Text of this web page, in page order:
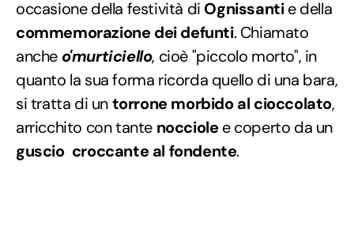
occasione della festività di Ognissantie della
commemorazione dei defunti. Chiamato
anche o'murticiello, cioè "piccolo morto", in
quanto la sua forma ricorda quello di una bara,
si tratta di untorrone morbido al cioccolato,
arricchito con tante nocciolee coperto da un
guscio croccante al fondente.